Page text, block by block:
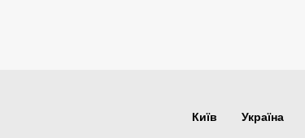
Київ Україна